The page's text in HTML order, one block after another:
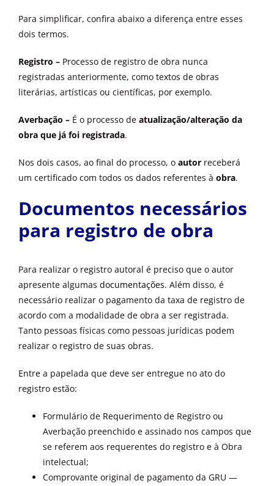
Para simplificar, confira abaixo a diferença entre esses
dois termos.
Registro – Processo de registro de obra nunca
registradas anteriormente, como textos de obras
literárias, artísticas ou científicas, por exemplo.
Averbação – É o processo de atualização/alteração da
obra que já foi registrada.
Nos dois casos, ao final do processo, o autor receberá
um certificado com todos os dados referentes à obra.
Documentos necessários
para registro de obra
Para realizar o registro autoral é preciso que o autor
apresente algumas documentações. Além disso, é
necessário realizar o pagamento da taxa de registro de
acordo com a modalidade de obra a ser registrada.
Tanto pessoas físicas como pessoas jurídicas podem
realizar o registro de suas obras.
Entre a papelada que deve ser entregue no ato do
registro estão:
Formulário de Requerimento de Registro ou
Averbação preenchido e assinado nos campos que
se referem aos requerentes do registro e à Obra
intelectual;
Comprovante original de pagamento da GRU —